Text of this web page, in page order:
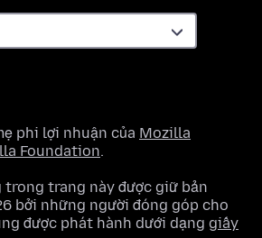
phi lợi nhuận của Mozilla
Foundation.
trong trang này được giữ bản
bởi những người đóng góp cho
được phát hành dưới dạng giấy